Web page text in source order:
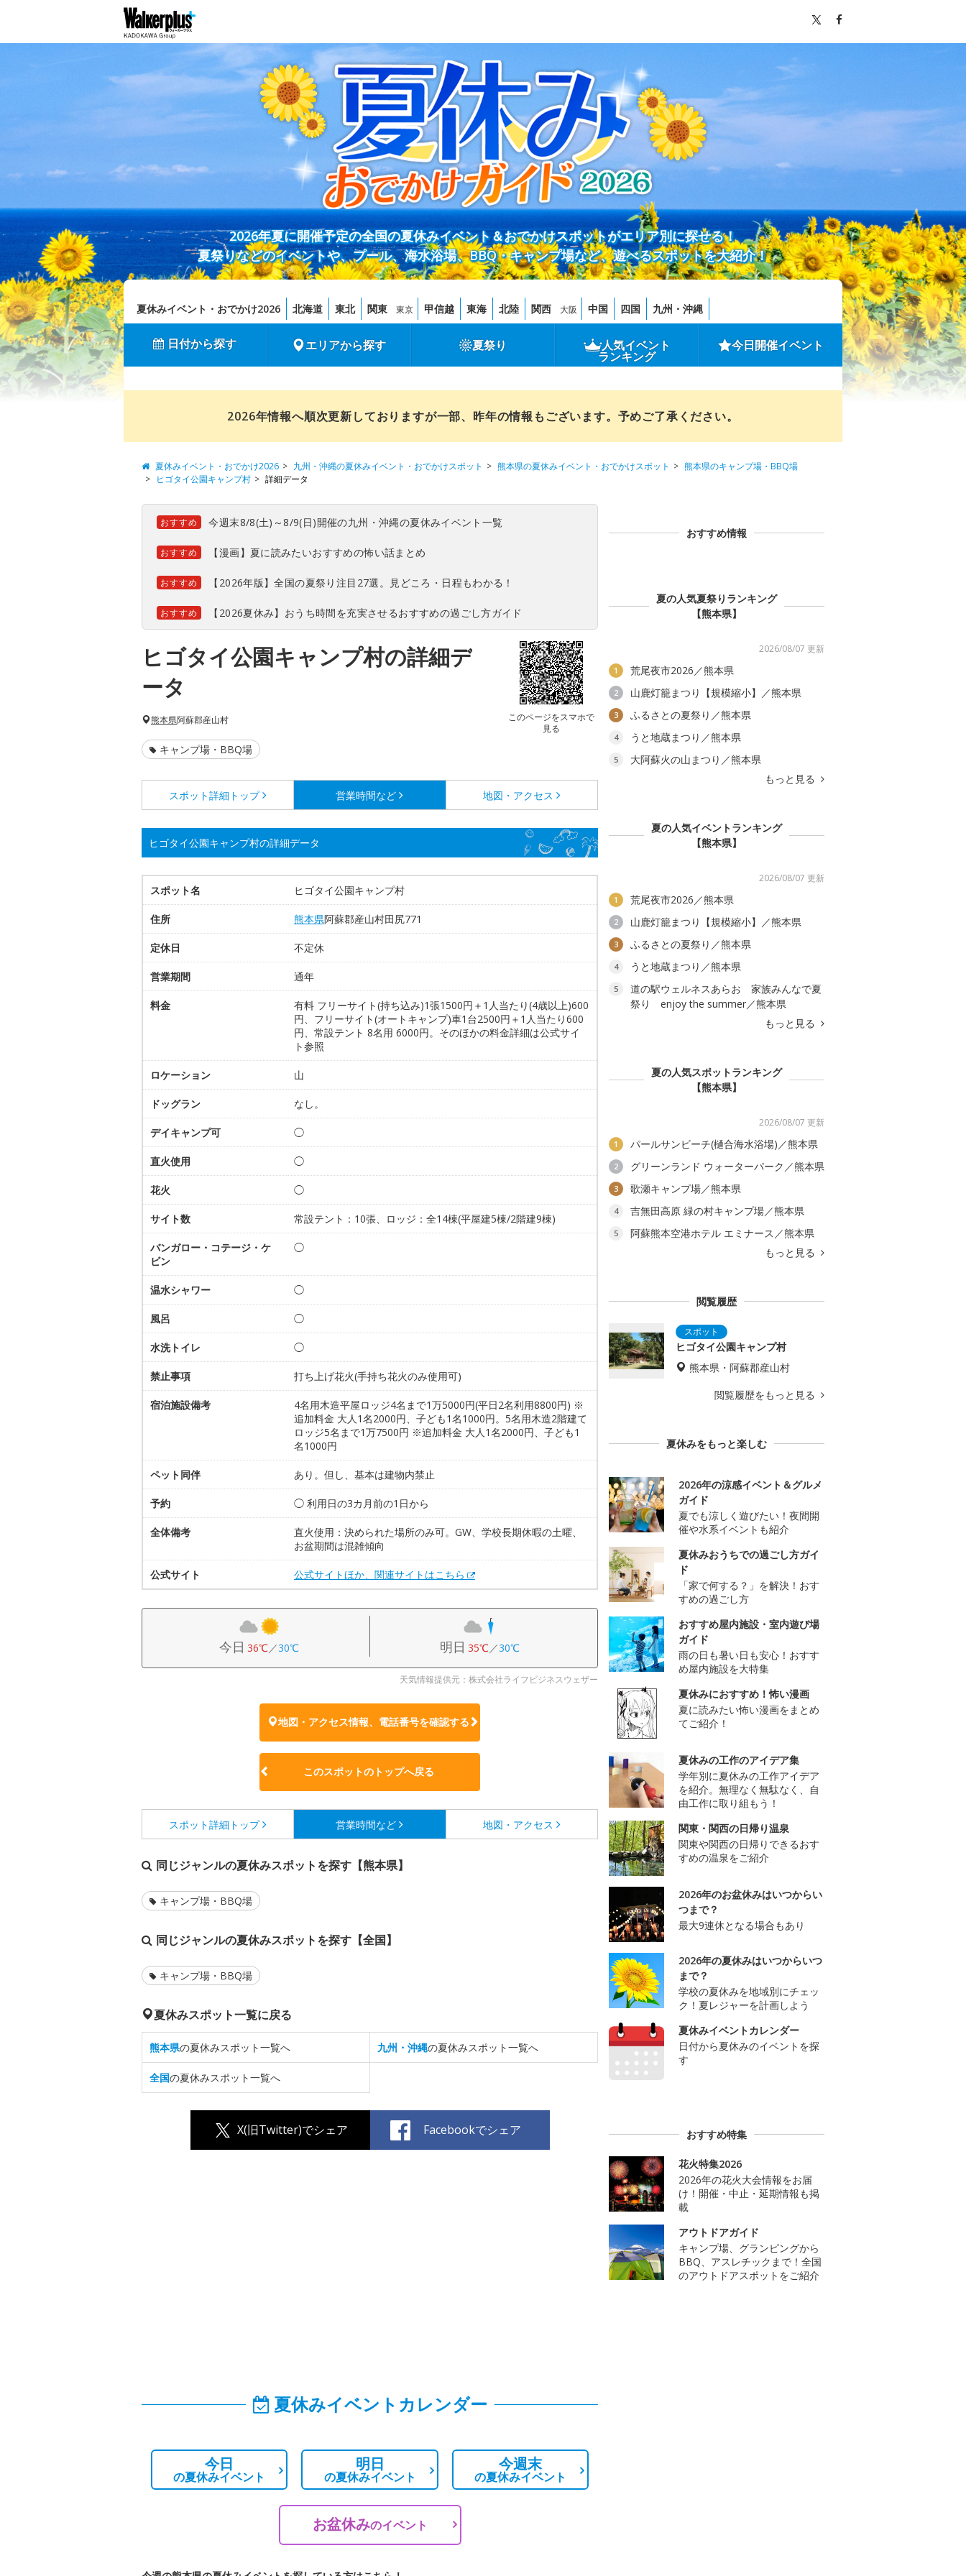
2026年夏に開催予定の全国の夏休みイベント＆おでかけスポットがエリア別に探せる！
夏祭りなどのイベントや、プール、海水浴場、BBQ・キャンプ場など、遊べるスポットを大紹介！
夏休みイベント・おでかけ2026 北海道 東北 関東 東京 甲信越 東海 北陸 関西 大阪 中国 四国 九州・沖縄
日付から探す エリアから探す 夏祭り 人気イベント
ランキング
今日開催イベント
2026年情報へ順次更新しておりますが一部、昨年の情報もございます。予めご了承ください。
夏休みイベント・おでかけ2026 九州・沖縄の夏休みイベント・おでかけスポット 熊本県の夏休みイベント・おでかけスポット
熊本県のキャンプ場・BBQ場
ヒゴタイ公園キャンプ村
詳細データ
おすすめ 今週末8/8(土)～8/9(日)開催の九州・沖縄の夏休みイベント一覧
おすすめ 【漫画】夏に読みたいおすすめの怖い話まとめ
おすすめ 【2026年版】全国の夏祭り注目27選。見どころ・日程もわかる！
おすすめ 【2026夏休み】おうち時間を充実させるおすすめの過ごし方ガイド
ヒゴタイ公園キャンプ村の詳細デ
ータ
このページをスマホで
見る
熊本県阿蘇郡産山村
キャンプ場・BBQ場
スポット詳細 トップ 営業時間など 地図・アクセス
ヒゴタイ公園キャンプ村の詳細データ
スポット名 ヒゴタイ公園キャンプ村
住所 熊本県阿蘇郡産山村田尻771
定休日 不定休
営業期間 通年
料金
有料 フリーサイト(持ち込み)1張1500円＋1人当たり(4歳以上)600
円、フリーサイト(オートキャンプ)車1台2500円＋1人当たり600
円、常設テント 8名用 6000円。そのほかの料金詳細は公式サイ
ト参照
ロケーション 山
ドッグラン なし。
デイキャンプ可 ◯
直火使用 ◯
花火 ◯
サイト数 常設テント：10張、ロッジ：全14棟(平屋建5棟/2階建9棟)
バンガロー・コテージ・ケ
ビン
◯
温水シャワー ◯
風呂 ◯
水洗トイレ ◯
禁止事項 打ち上げ花火(手持ち花火のみ使用可)
宿泊施設備考
4名用木造平屋ロッジ4名まで1万5000円(平日2名利用8800円) ※
追加料金 大人1名2000円、子ども1名1000円。5名用木造2階建て
ロッジ5名まで1万7500円 ※追加料金 大人1名2000円、子ども1
名1000円
ペット同伴 あり。但し、基本は建物内禁止
予約 ◯ 利用日の3カ月前の1日から
全体備考
直火使用：決められた場所のみ可。GW、学校長期休暇の土曜、
お盆期間は混雑傾向
公式サイト 公式サイトほか、関連サイトはこちら
今日 36℃／30℃ 明日 35℃／30℃
天気情報提供元：株式会社ライフビジネスウェザー
地図・アクセス情報、電話番号を確認する
このスポットのトップへ戻る
スポット詳細 トップ 営業時間など 地図・アクセス
同じジャンルの夏休みスポットを探す【熊本県】
キャンプ場・BBQ場
同じジャンルの夏休みスポットを探す【全国】
キャンプ場・BBQ場
夏休みスポット一覧に戻る
熊本県の夏休みスポット一覧へ 九州・沖縄の夏休みスポット一覧へ
全国の夏休みスポット一覧へ
X(旧Twitter)でシェア Facebookでシェア
夏休みイベントカレンダー
今日
の夏休みイベント
明日
の夏休みイベント
今週末
の夏休みイベント
お盆休みのイベント
おすすめ情報
夏の人気夏祭りランキング
【熊本県】
2026/08/07 更新
1 荒尾夜市2026／熊本県
2 山鹿灯籠まつり【規模縮小】／熊本県
3 ふるさとの夏祭り／熊本県
4 うと地蔵まつり／熊本県
5
大阿蘇火の山まつり／熊本県
もっと見る
夏の人気イベントランキング
【熊本県】
2026/08/07 更新
1 荒尾夜市2026／熊本県
2 山鹿灯籠まつり【規模縮小】／熊本県
3 ふるさとの夏祭り／熊本県
4 うと地蔵まつり／熊本県
5
道の駅ウェルネスあらお 家族みんなで夏
祭り enjoy the summer／熊本県
もっと見る
夏の人気スポットランキング
【熊本県】
2026/08/07 更新
1 パールサンビーチ(樋合海水浴場)／熊本県
2 グリーンランド ウォーターパーク／熊本県
3 歌瀬キャンプ場／熊本県
4 吉無田高原 緑の村キャンプ場／熊本県
5
阿蘇熊本空港ホテル エミナース／熊本県
もっと見る
閲覧履歴
ヒゴタイ公園キャンプ村
熊本県・阿蘇郡産山村
閲覧履歴をもっと見る
夏休みをもっと楽しむ
2026年の涼感イベント＆グルメ
ガイド
夏でも涼しく遊びたい！夜間開
催や水系イベントも紹介
夏休みおうちでの過ごし方ガイ
ド
「家で何する？」を解決！おす
すめの過ごし方
おすすめ屋内施設・室内遊び場
ガイド
雨の日も暑い日も安心！おすす
め屋内施設を大特集
夏休みにおすすめ！怖い漫画
夏に読みたい怖い漫画をまとめ
てご紹介！
夏休みの工作のアイデア集
学年別に夏休みの工作アイデア
を紹介。無理なく無駄なく、自
由工作に取り組もう！
関東・関西の日帰り温泉
関東や関西の日帰りできるおす
すめの温泉をご紹介
2026年のお盆休みはいつからい
つまで？
最大9連休となる場合もあり
2026年の夏休みはいつからいつ
まで？
学校の夏休みを地域別にチェッ
ク！夏レジャーを計画しよう
夏休みイベントカレンダー
日付から夏休みのイベントを探
す
おすすめ特集
花火特集2026
2026年の花火大会情報をお届
け！開催・中止・延期情報も掲
載
アウトドアガイド
キャンプ場、グランピングから
BBQ、アスレチックまで！全国
のアウトドアスポットをご紹介